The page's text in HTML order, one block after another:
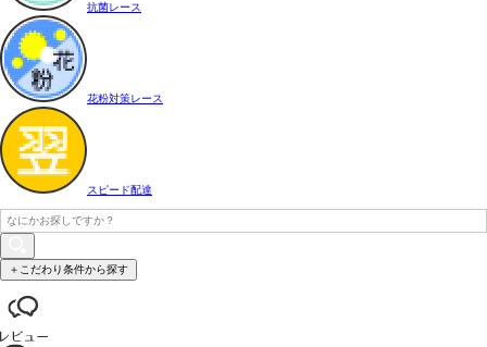
抗菌レース
花粉対策レース
スピード配達
＋こだわり条件から探す